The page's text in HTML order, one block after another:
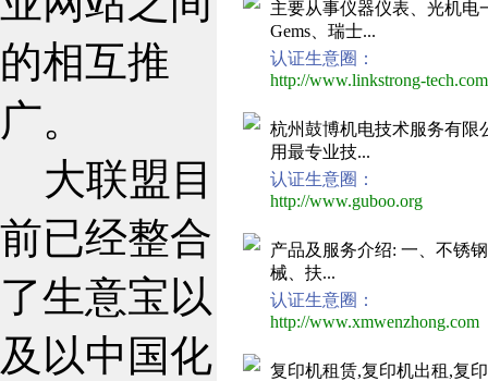
的相互推
广。
大联盟目
前已经整合
了生意宝以
及以中国化
主要从事仪器仪表、光机电
Gems、瑞士...
认证生意圈：
http://www.linkstrong-tech.com
杭州鼓博机电技术服务有限
用最专业技...
认证生意圈：
http://www.guboo.org
产品及服务介绍: 一、不锈
械、扶...
认证生意圈：
http://www.xmwenzhong.com
复印机租赁,复印机出租,复